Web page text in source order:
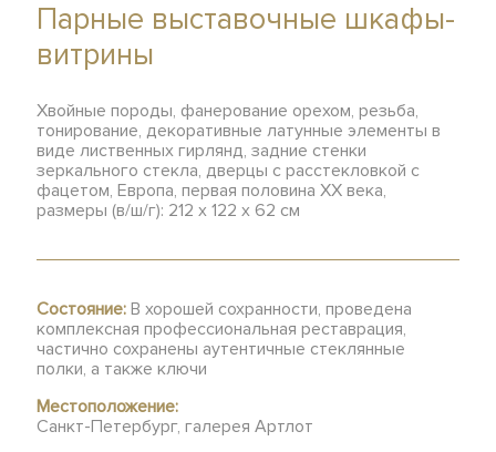
Парные выставочные шкафы-
витрины
Хвойные породы, фанерование орехом, резьба,
тонирование, декоративные латунные элементы в
виде лиственных гирлянд, задние стенки
зеркального стекла, дверцы с расстекловкой с
фацетом, Европа, первая половина ХХ века,
размеры (в/ш/г): 212 x 122 x 62 см
Состояние: В хорошей сохранности, проведена
комплексная профессиональная реставрация,
частично сохранены аутентичные стеклянные
полки, а также ключи
Местоположение:
Санкт-Петербург, галерея Артлот